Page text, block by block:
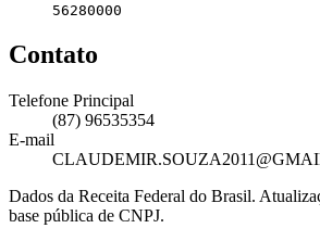
56280000
Contato
Telefone Principal
(87) 96535354
E-mail
Dados da Receita Federal do Brasil.
base pública de CNPJ.